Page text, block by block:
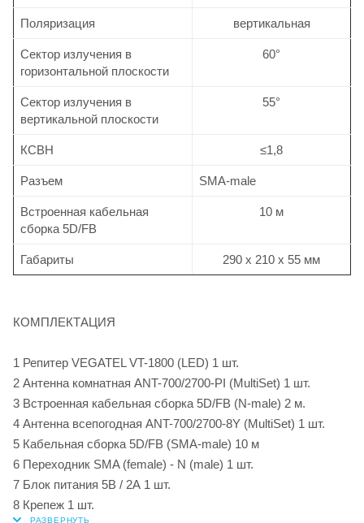
Поляризация вертикальная
Сектор излучения в
горизонтальной плоскости
60°
Сектор излучения в
вертикальной плоскости
55°
КСВН ≤1,8
Разъем SMA-male
Встроенная кабельная
сборка 5D/FB
10 м
Габариты 290 х 210 х 55 мм
КОМПЛЕКТАЦИЯ
1 Репитер VEGATEL VT-1800 (LED) 1 шт.
2 Антенна комнатная ANT-700/2700-PI (MultiSet) 1 шт.
3 Встроенная кабельная сборка 5D/FB (N-male) 2 м.
4 Антенна всепогодная ANT-700/2700-8Y (MultiSet) 1 шт.
5 Кабельная сборка 5D/FB (SMA-male) 10 м
6 Переходник SMA (female) - N (male) 1 шт.
7 Блок питания 5В / 2А 1 шт.
8 Крепеж 1 шт.